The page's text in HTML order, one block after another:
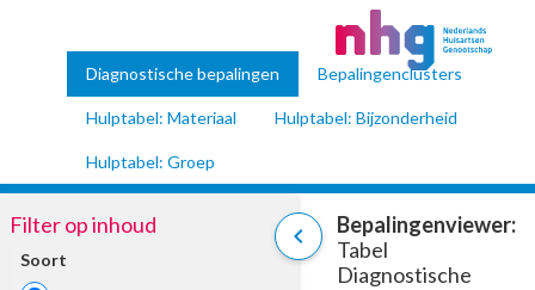
Diagnostische bepalingen Bepalingenclusters
Hulptabel: Materiaal Hulptabel: Bijzonderheid
Hulptabel: Groep
chevron_left
Filter op inhoud
Soort
Bepalingenviewer:
Tabel
Diagnostische